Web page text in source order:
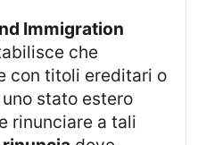
Immigration
che
con titoli ereditari o
stato estero
rinunciare a tali